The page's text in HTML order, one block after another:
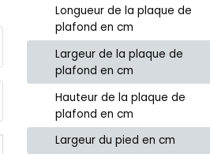
Longueur de la plaque de
plafond en cm
Largeur de la plaque de
plafond en cm
Hauteur de la plaque de
plafond en cm
Largeur du pied en cm